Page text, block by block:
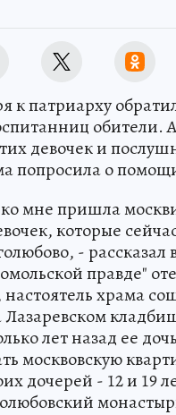
к патриарху
обители.
девочек и
попросила о
мне пришла
которые
- рассказал
правде"
храма
Лазаревском
лет назад ее дочь
москвовскую
дочерей - 12 и 19